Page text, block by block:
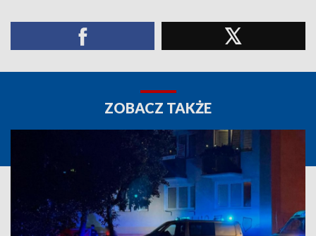
ZOBACZ TAKŻE